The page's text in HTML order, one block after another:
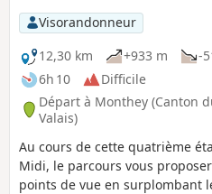
Visorandonneur
12,30 km
+933 m
-
6h 10
Difficile
Départ à Monthey (Canton
Valais)
Au cours de cette quatrième
Midi, le parcours vous
points de vue en surplombant